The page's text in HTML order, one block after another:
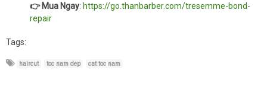
👉 Mua Ngay: https://go.thanbarber.com/tresemme-bond-
repair
Tags:
haircut toc nam dep cat toc nam